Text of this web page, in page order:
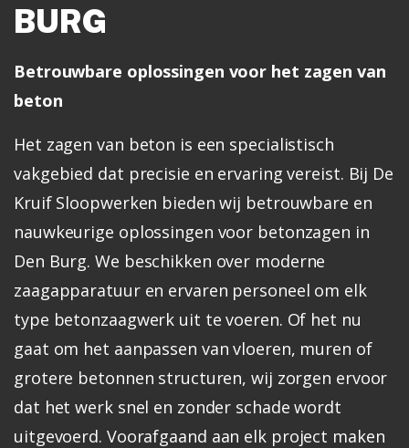
BURG
Betrouwbare oplossingen voor het zagen van
beton
Het zagen van beton is een specialistisch
vakgebied dat precisie en ervaring vereist. Bij De
Kruif Sloopwerken bieden wij betrouwbare en
nauwkeurige oplossingen voor betonzagen in
Den Burg. We beschikken over moderne
zaagapparatuur en ervaren personeel om elk
type betonzaagwerk uit te voeren. Of het nu
gaat om het aanpassen van vloeren, muren of
grotere betonnen structuren, wij zorgen ervoor
dat het werk snel en zonder schade wordt
uitgevoerd. Voorafgaand aan elk project maken